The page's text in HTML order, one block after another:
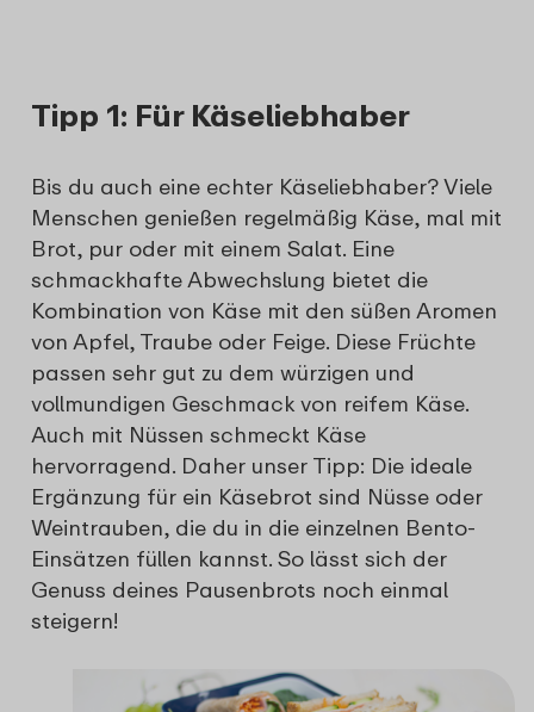
Tipp 1: Für Käseliebhaber
Bis du auch eine echter Käseliebhaber? Viele
Menschen genießen regelmäßig Käse, mal mit
Brot, pur oder mit einem Salat. Eine
schmackhafte Abwechslung bietet die
Kombination von Käse mit den süßen Aromen
von Apfel, Traube oder Feige. Diese Früchte
passen sehr gut zu dem würzigen und
vollmundigen Geschmack von reifem Käse.
Auch mit Nüssen schmeckt Käse
hervorragend. Daher unser Tipp: Die ideale
Ergänzung für ein Käsebrot sind Nüsse oder
Weintrauben, die du in die einzelnen Bento-
Einsätzen füllen kannst. So lässt sich der
Genuss deines Pausenbrots noch einmal
steigern!